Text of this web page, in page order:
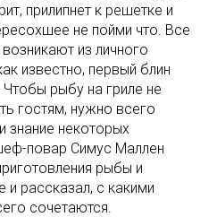
прилипнет к решетке и
не пойми что. Все
из личного
известно, первый блин
рыбу на гриле не
гостям, нужно всего
знание некоторых
повар Симус Маллен
рыбы и
и рассказал, с какими
сочетаются.